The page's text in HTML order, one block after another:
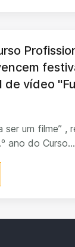
de vídeo
ser um filme” ,
ano do Curso...